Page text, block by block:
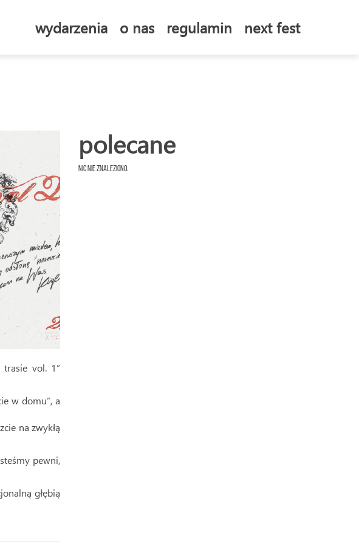
wydarzenia o nas regulamin next fest
trasie vol. 1”
w domu”, a
na zwykłą
pewni,
głębią
polecane
Nic nie znaleziono.